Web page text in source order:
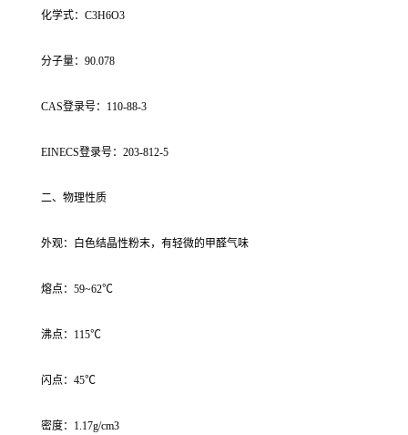
化学式：C3H6O3
分子量：90.078
CAS登录号：110-88-3
EINECS登录号：203-812-5
二、物理性质
外观：白色结晶性粉末，有轻微的甲醛气味
熔点：59~62℃
沸点：115℃
闪点：45℃
密度：1.17g/cm3